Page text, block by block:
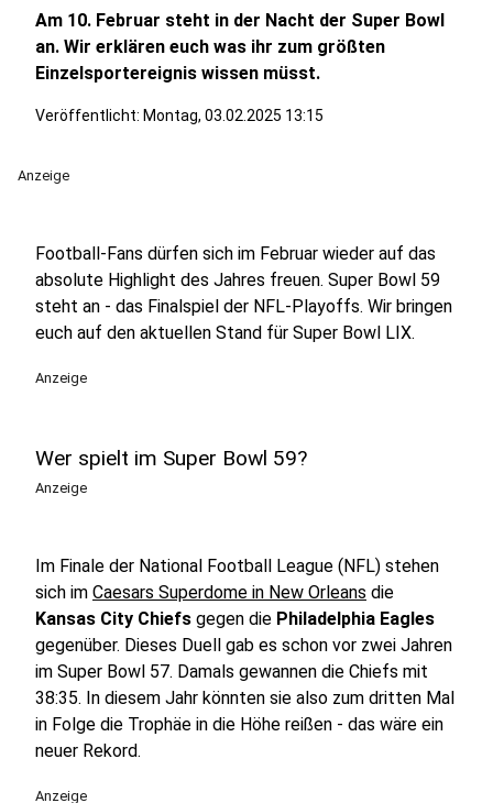
Am 10. Februar steht in der Nacht der Super Bowl
an. Wir erklären euch was ihr zum größten
Einzelsportereignis wissen müsst.
Veröffentlicht: Montag, 03.02.2025 13:15
Anzeige
Football-Fans dürfen sich im Februar wieder auf das
absolute Highlight des Jahres freuen. Super Bowl 59
steht an - das Finalspiel der NFL-Playoffs. Wir bringen
euch auf den aktuellen Stand für Super Bowl LIX.
Anzeige
Wer spielt im Super Bowl 59?
Anzeige
Im Finale der National Football League (NFL) stehen
sich im Caesars Superdome in New Orleans die
Kansas City Chiefs gegen die Philadelphia Eagles
gegenüber. Dieses Duell gab es schon vor zwei Jahren
im Super Bowl 57. Damals gewannen die Chiefs mit
38:35. In diesem Jahr könnten sie also zum dritten Mal
in Folge die Trophäe in die Höhe reißen - das wäre ein
neuer Rekord.
Anzeige